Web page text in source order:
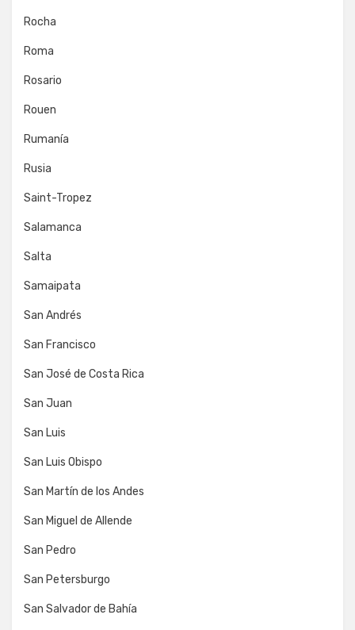
Rocha
Roma
Rosario
Rouen
Rumanía
Rusia
Saint-Tropez
Salamanca
Salta
Samaipata
San Andrés
San Francisco
San José de Costa Rica
San Juan
San Luis
San Luis Obispo
San Martín de los Andes
San Miguel de Allende
San Pedro
San Petersburgo
San Salvador de Bahía